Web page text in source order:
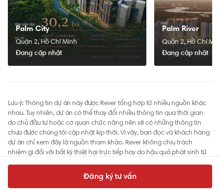
Palm City
Quận 2, Hồ Chí Minh
Đang cập nhật
Palm River
Quận 2, Hồ Chí
Đang cập nhật
Lưu ý: Thông tin dự án này được Rever tổng hợp từ nhiều nguồn khác
nhau. Tuy nhiên, dự án có thể thay đổi nhiều thông tin qua thời gian
do chủ đầu tư hoặc cơ quan chức năng nên sẽ có những thông tin
chưa được chúng tôi cập nhật kịp thời. Vì vậy, bạn đọc và khách hàng
dự án chỉ xem đây là nguồn tham khảo. Rever không chịu trách
nhiệm gì đối với bất kỳ thiệt hại trực tiếp hay do hậu quả phát sinh từ
Đăng ký tư vấn